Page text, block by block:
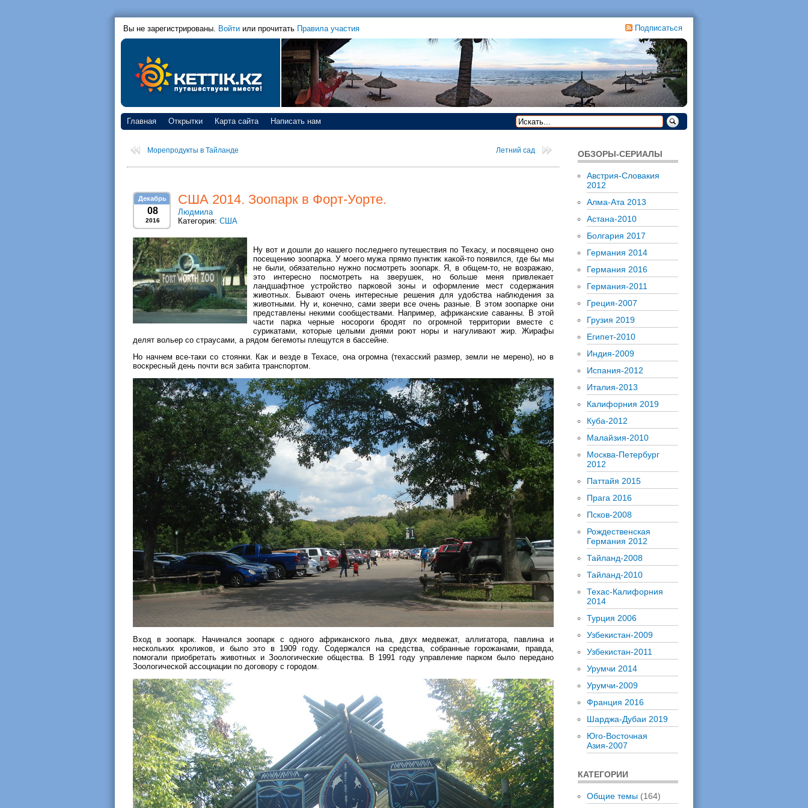
Вы не зарегистрированы. Войти или прочитать Правила участия Подписаться
Главная Открытки Карта сайта Написать нам
Морепродукты в Тайланде Летний сад
Декабрь
08
2016
США 2014. Зоопарк в Форт-Уорте.
Людмила
Категория: США
Ну вот и дошли до нашего последнего путешествия по Техасу, и посвящено оно
посещению зоопарка. У моего мужа прямо пунктик какой-то появился, где бы мы
не были, обязательно нужно посмотреть зоопарк. Я, в общем-то, не возражаю,
это интересно посмотреть на зверушек, но больше меня привлекает
ландшафтное устройство парковой зоны и оформление мест содержания
животных. Бывают очень интересные решения для удобства наблюдения за
животными. Ну и, конечно, сами звери все очень разные. В этом зоопарке они
представлены некими сообществами. Например, африканские саванны. В этой
части парка черные носороги бродят по огромной территории вместе с
сурикатами, которые целыми днями роют норы и нагуливают жир. Жирафы
делят вольер со страусами, а рядом бегемоты плещутся в бассейне.
Но начнем все-таки со стоянки. Как и везде в Техасе, она огромна (техасский размер, земли не мерено), но в
воскресный день почти вся забита транспортом.
Вход в зоопарк. Начинался зоопарк с одного африканского льва, двух медвежат, аллигатора, павлина и
нескольких кроликов, и было это в 1909 году. Содержался на средства, собранные горожанами, правда,
помогали приобретать животных и Зоологические общества. В 1991 году управление парком было передано
Зоологической ассоциации по договору с городом.
ОБЗОРЫ-СЕРИАЛЫ
Австрия-Словакия
2012
Алма-Ата 2013
Астана-2010
Болгария 2017
Германия 2014
Германия 2016
Германия-2011
Греция-2007
Грузия 2019
Египет-2010
Индия-2009
Испания-2012
Италия-2013
Калифорния 2019
Куба-2012
Малайзия-2010
Москва-Петербург
2012
Паттайя 2015
Прага 2016
Псков-2008
Рождественская
Германия 2012
Тайланд-2008
Тайланд-2010
Техас-Калифорния
2014
Турция 2006
Узбекистан-2009
Узбекистан-2011
Урумчи 2014
Урумчи-2009
Франция 2016
Шарджа-Дубаи 2019
Юго-Восточная
Азия-2007
КАТЕГОРИИ
Общие темы (164)